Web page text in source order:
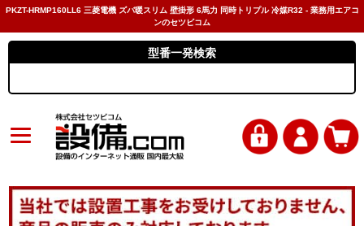
PKZT-HRMP160LL6 三菱電機 ズバ暖スリム 壁掛形 6馬力 同時トリプル 冷媒R32 - 業務用エアコ
ンのセツビコム
型番一発検索